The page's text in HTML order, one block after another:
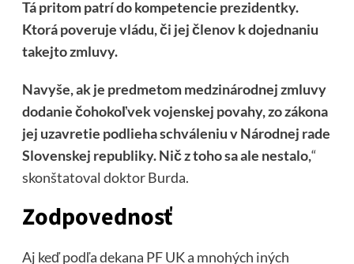
Tá pritom patrí do kompetencie prezidentky.
Ktorá poveruje vládu, či jej členov k dojednaniu
takejto zmluvy.
Navyše, ak je predmetom medzinárodnej zmluvy
dodanie čohokoľvek vojenskej povahy, zo zákona
jej uzavretie podlieha schváleniu v Národnej rade
Slovenskej republiky. Nič z toho sa ale nestalo,“
skonštatoval doktor Burda.
Zodpovednosť
Aj keď podľa dekana PF UK a mnohých iných